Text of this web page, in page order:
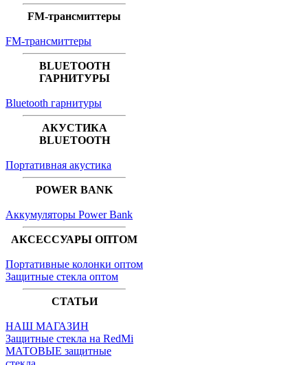
FM-трансмиттеры
FM-трансмиттеры
BLUETOOTH
ГАРНИТУРЫ
Bluetooth гарнитуры
АКУСТИКА
BLUETOOTH
Портативная акустика
POWER BANK
Аккумуляторы Power Bank
АКСЕССУАРЫ ОПТОМ
Портативные колонки оптом
Защитные стекла оптом
СТАТЬИ
НАШ МАГАЗИН
Защитные стекла на RedMi
МАТОВЫЕ защитные